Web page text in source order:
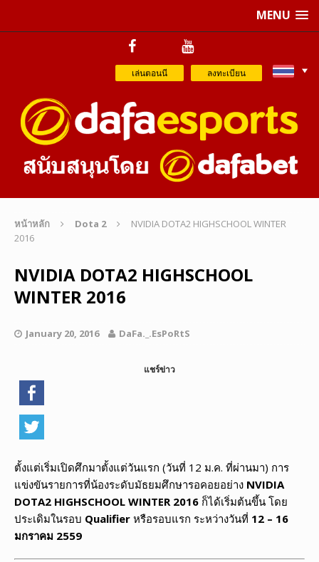
MENU
เล่นตอนนี ลงทะเบียน
หน้าหลัก Dota 2
NVIDIA DOTA2 HIGHSCHOOL WINTER
2016
NVIDIA DOTA2 HIGHSCHOOL
WINTER 2016
January 20, 2016 DaFa._.EsPoRtS
แชร์ข่าว
ตั้งแต่เริ่มเปิดศึกมาตั้งแต่วันแรก (วันที่ 12 ม.ค. ที่ผ่านมา) การ
แข่งขันรายการที่น้องระดับมัธยมศึกษารอคอยอย่าง NVIDIA
DOTA2 HIGHSCHOOL WINTER 2016 ก็ได้เริ่มต้นขึ้น โดย
ประเดิมในรอบ Qualifier หรือรอบแรก ระหว่างวันที่ 12 – 16
มกราคม 2559